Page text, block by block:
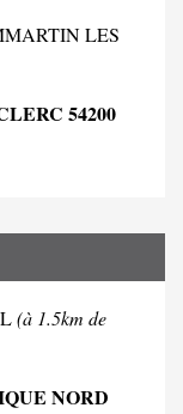
LES
54200
(à 1.5km de
NORD